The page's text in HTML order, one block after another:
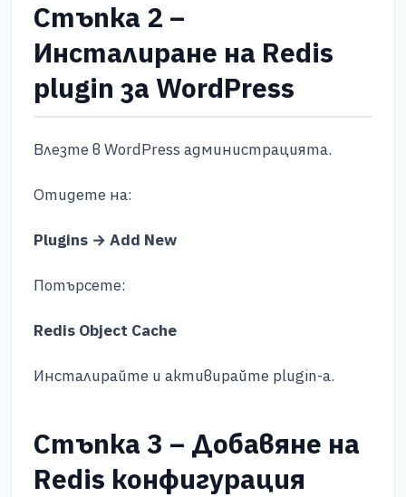
Стъпка 2 –
Инсталиране на Redis
plugin за WordPress
Влезте в WordPress администрацията.
Отидете на:
Plugins → Add New
Потърсете:
Redis Object Cache
Инсталирайте и активирайте plugin-а.
Стъпка 3 – Добавяне на
Redis конфигурация